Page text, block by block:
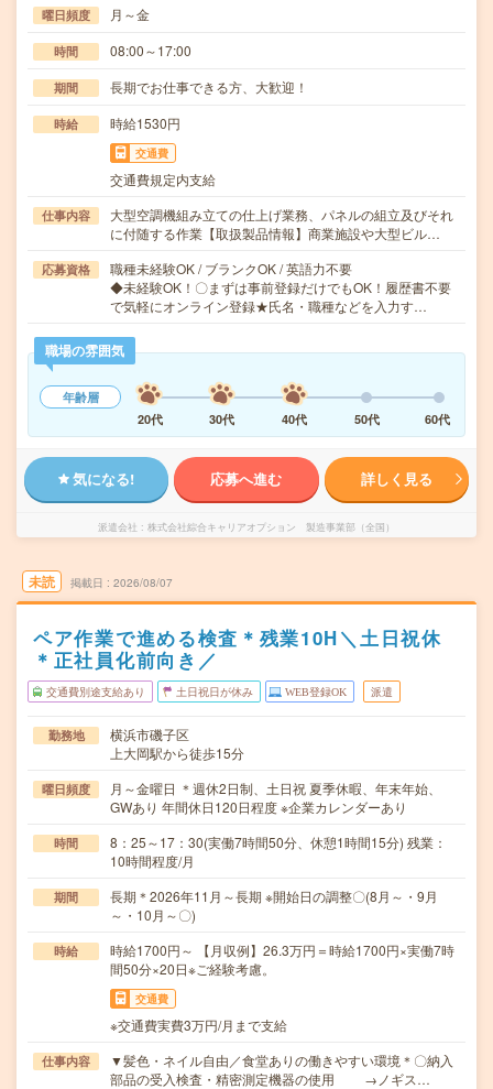
曜日頻度 月～金
時間 08:00～17:00
期間 長期でお仕事できる方、大歓迎！
時給 時給1530円
交通費
交通費規定内支給
仕事内容
大型空調機組み立ての仕上げ業務、パネルの組立及びそれ
に付随する作業【取扱製品情報】商業施設や大型ビル…
応募資格
職種未経験OK / ブランクOK / 英語力不要
◆未経験OK！〇まずは事前登録だけでもOK！履歴書不要
で気軽にオンライン登録★氏名・職種などを入力す…
職場の雰囲気
年齢層
20代
30代 40代 50代 60代
気になる! 応募へ進む 詳しく見る
派遣会社 株式会社綜合キャリアオプション 製造事業部（全国）
未読 掲載日 2026/08/07
ペア作業で進める検査＊残業10H＼土日祝休
＊正社員化前向き／
交通費別途支給あり 土日祝日が休み WEB登録OK 派遣
勤務地
横浜市磯子区
上大岡駅から徒歩15分
曜日頻度
月～金曜日 ＊週休2日制、土日祝 夏季休暇、年末年始、
GWあり 年間休日120日程度 ※企業カレンダーあり
時間
8：25～17：30(実働7時間50分、休憩1時間15分) 残業：
10時間程度/月
期間
長期＊2026年11月～長期 ※開始日の調整〇(8月～・9月
～・10月～〇)
時給
時給1700円～ 【月収例】26.3万円＝時給1700円×実働7時
間50分×20日※ご経験考慮。
交通費
※交通費実費3万円/月まで支給
仕事内容
▼髪色・ネイル自由／食堂ありの働きやすい環境＊〇納入
部品の受入検査・精密測定機器の使用 →ノギス…